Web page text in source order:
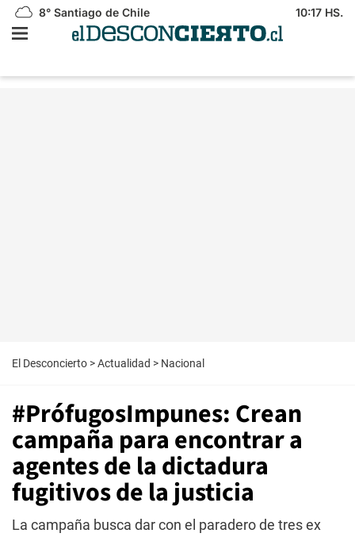
8° Santiago de Chile 10:17 HS.
El Desconcierto >Actualidad > Nacional
#PrófugosImpunes: Crean
campaña para encontrar a
agentes de la dictadura
fugitivos de la justicia
La campaña busca dar con el paradero de tres ex